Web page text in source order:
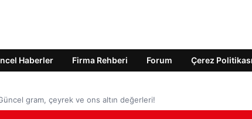
Haberler Firma Rehberi Forum Çerez Politikası
gram, çeyrek ve ons altın değerleri!